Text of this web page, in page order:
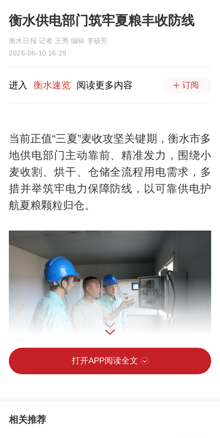
衡水供电部门筑牢夏粮丰收防线
衡水日报 记者 王秀 编辑 李硕芳
2026-06-10 16:29
进入 衡水速览 阅读更多内容 订阅
当前正值“三夏”麦收攻坚关键期，衡水市多
地供电部门主动靠前、精准发力，围绕小
麦收割、烘干、仓储全流程用电需求，多
措并举筑牢电力保障防线，以可靠供电护
航夏粮颗粒归仓。
平台发出预警，东李相城村一处农排变压
打开APP阅读全文
相关推荐